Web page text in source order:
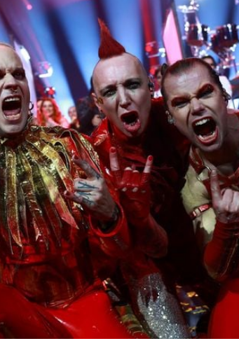
Filme & Serien
Lifestyle
Familie & Liebe
Promiflash Exklusiv
Alle Themen auf Promiflash
Jobs
App runterladen
Team
Redaktionelle Richtlinien
Impressum
Datenschutzerklärung